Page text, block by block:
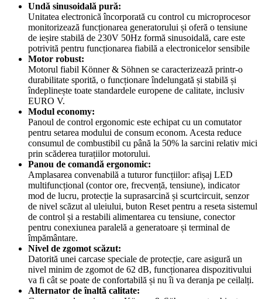
Undă sinusoidală pură:
Unitatea electronică încorporată cu control cu ​​microprocesor
monitorizează funcționarea generatorului și oferă o tensiune
de ieșire stabilă de 230V 50Hz formă sinusoidală, care este
potrivită pentru funcționarea fiabilă a electronicelor sensibile
Motor robust:
Motorul fiabil Könner & Söhnen se caracterizează printr-o
durabilitate sporită, o funcționare îndelungată și stabilă și
îndeplinește toate standardele europene de calitate, inclusiv
EURO V.
Modul economy:
Panoul de control ergonomic este echipat cu un comutator
pentru setarea modului de consum econom. Acesta reduce
consumul de combustibil cu până la 50% la sarcini relativ mici
prin scăderea turațiilor motorului.
Panou de comandă ergonomic:
Amplasarea convenabilă a tuturor funcțiilor: afișaj LED
multifuncțional (contor ore, frecvență, tensiune), indicator
mod de lucru, protecție la suprasarcină și scurtcircuit, senzor
de nivel scăzut al uleiului, buton Reset pentru a reseta sistemul
de control și a restabili alimentarea cu tensiune, conector
pentru conexiunea paralelă a generatoare și terminal de
împământare.
Nivel de zgomot scăzut:
Datorită unei carcase speciale de protecție, care asigură un
nivel minim de zgomot de 62 dB, funcționarea dispozitivului
va fi cât se poate de confortabilă și nu îi va deranja pe ceilalți.
Alternator de înaltă calitate: